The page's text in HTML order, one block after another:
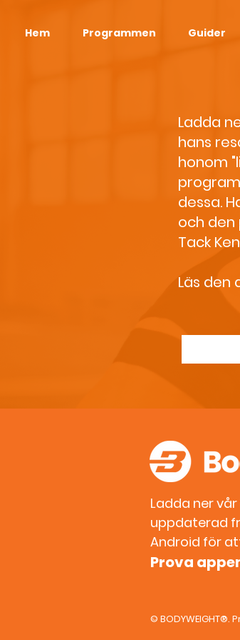
Hem Programmen Guider
Ladda
hans
honom
dessa.
och den
Tack
Läs den
Ladda ner
uppdaterad
Android för
Prova
© BODYWEIGHT®.